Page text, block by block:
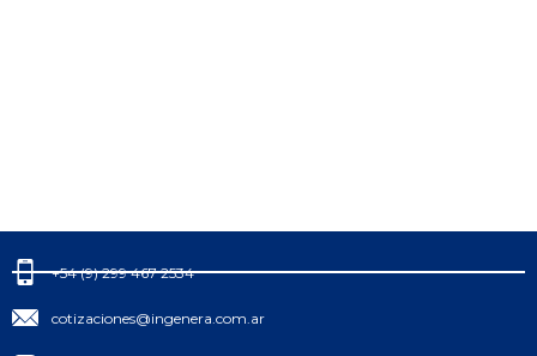
+54 (9) 299 467 2534
cotizaciones@ingenera.com.ar